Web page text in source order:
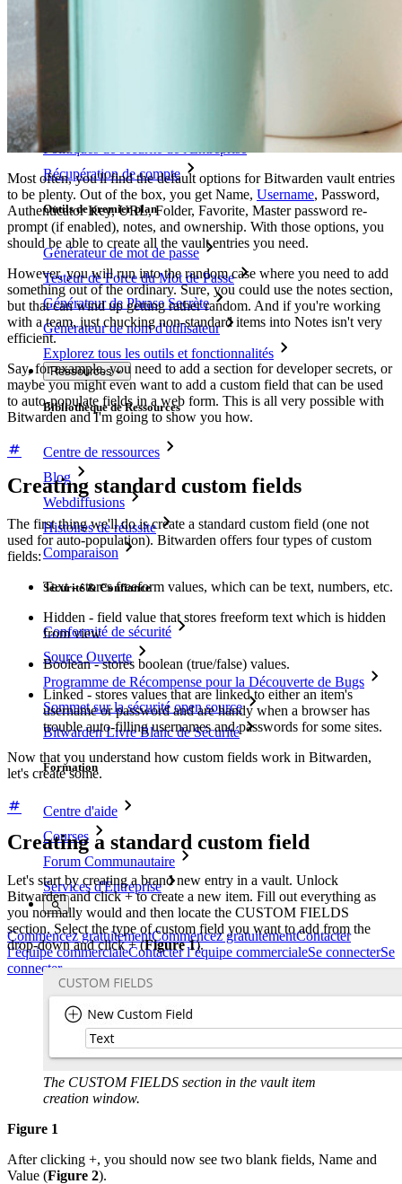
Fonctionnalités Principales des Plans d'Affaires
Politiques de sécurité de l'Entreprise
Récupération de compte
Outils de premier plan
Générateur de mot de passe
Testeur de Force du Mot de Passe
Générateur de Phrase Secrète
Générateur de nom d'utilisateur
Explorez tous les outils et fonctionnalités
Ressources
Bibliothèque de Ressources
Centre de ressources
Blog
Webdiffusions
Histoires de réussite
Comparaison
Sécurité & Confiance
Conformité de sécurité
Source Ouverte
Programme de Récompense pour la Découverte de Bugs
Sommet sur la sécurité open source
Bitwarden Livre Blanc de Sécurité
Formation
Centre d'aide
Courses
Forum Communautaire
Services d'Entreprise
Commencez gratuitementCommencez gratuitementContacter
l’équipe commercialeContacter l’équipe commercialeSe connecterSe
connecter
Most often, you'll find the default options for Bitwarden vault entries
to be plenty. Out of the box, you get Name, Username, Password,
Authenticator Key, URL, Folder, Favorite, Master password re-
prompt (if enabled), notes, and ownership. With those options, you
should be able to create all the vault entries you need.
However, you will run into the random case where you need to add
something out of the ordinary. Sure, you could use the notes section,
but that can wind up getting rather random. And if you're working
with a team, just chucking non-standard items into Notes isn't very
efficient.
Say, for example, you need to add a section for developer secrets, or
maybe you might even want to add a custom field that can be used
to auto-populate fields in a web form. This is all very possible with
Bitwarden and I'm going to show you how.
Creating standard custom fields
The first thing we'll do is create a standard custom field (one not
used for auto-population). Bitwarden offers four types of custom
fields:
Text - stores freeform values, which can be text, numbers, etc.
Hidden - field value that stores freeform text which is hidden
from view
Boolean - stores boolean (true/false) values.
Linked - stores values that are linked to either an item's
username or password and are handy when a browser has
trouble auto-filling usernames and passwords for some sites.
Now that you understand how custom fields work in Bitwarden,
let's create some.
Creating a standard custom field
Let's start by creating a brand new entry in a vault. Unlock
Bitwarden and click + to create a new item. Fill out everything as
you normally would and then locate the CUSTOM FIELDS
section. Select the type of custom field you want to add from the
drop-down and click + (Figure 1).
The CUSTOM FIELDS section in the vault item
creation window.
Figure 1
After clicking +, you should now see two blank fields, Name and
Value (Figure 2).